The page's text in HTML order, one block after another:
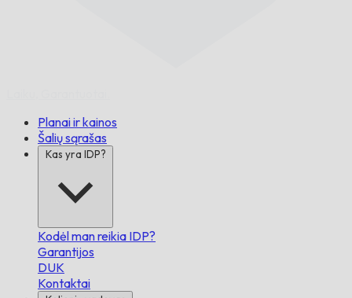
Planai ir kainos
Šalių sąrašas
Kas yra IDP?
Kodėl man reikia IDP?
Garantijos
DUK
Kontaktai